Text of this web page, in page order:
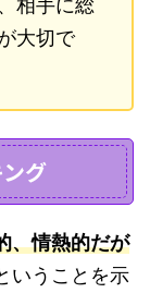
大切で
グ
、情熱的だが
いうことを示